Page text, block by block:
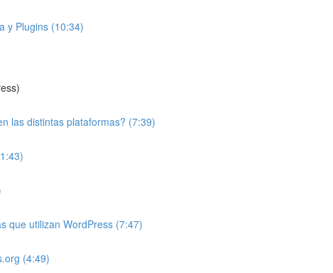
y Plugins (10:34)
las distintas plataformas? (7:39)
que utilizan WordPress (7:47)
(4:49)